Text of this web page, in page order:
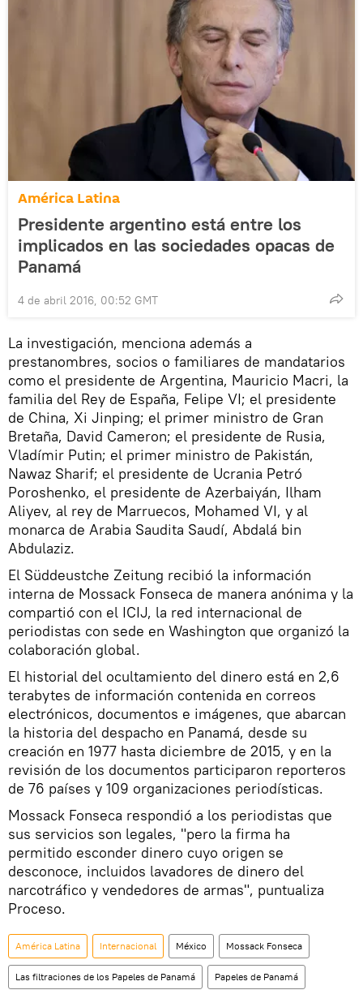
América Latina
Presidente argentino está entre los
implicados en las sociedades opacas de
Panamá
4 de abril 2016, 00:52 GMT
La investigación, menciona además a
prestanombres, socios o familiares de mandatarios
como el presidente de Argentina, Mauricio Macri, la
familia del Rey de España, Felipe VI; el presidente
de China, Xi Jinping; el primer ministro de Gran
Bretaña, David Cameron; el presidente de Rusia,
Vladímir Putin; el primer ministro de Pakistán,
Nawaz Sharif; el presidente de Ucrania Petró
Poroshenko, el presidente de Azerbaiyán, Ilham
Aliyev, al rey de Marruecos, Mohamed VI, y al
monarca de Arabia Saudita Saudí, Abdalá bin
Abdulaziz.
El Süddeustche Zeitung recibió la información
interna de Mossack Fonseca de manera anónima y la
compartió con el ICIJ, la red internacional de
periodistas con sede en Washington que organizó la
colaboración global.
El historial del ocultamiento del dinero está en 2,6
terabytes de información contenida en correos
electrónicos, documentos e imágenes, que abarcan
la historia del despacho en Panamá, desde su
creación en 1977 hasta diciembre de 2015, y en la
revisión de los documentos participaron reporteros
de 76 países y 109 organizaciones periodísticas.
Mossack Fonseca respondió a los periodistas que
sus servicios son legales, "pero la firma ha
permitido esconder dinero cuyo origen se
desconoce, incluidos lavadores de dinero del
narcotráfico y vendedores de armas", puntualiza
Proceso.
América Latina Internacional México Mossack Fonseca
Las filtraciones de los Papeles de Panamá Papeles de Panamá